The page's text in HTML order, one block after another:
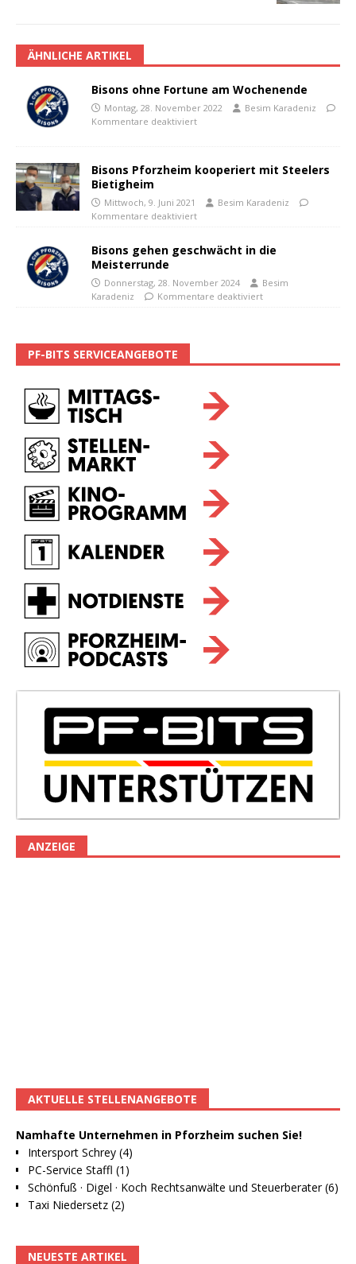
ÄHNLICHE ARTIKEL
Bisons ohne Fortune am Wochenende
Montag, 28. November 2022
Besim Karadeniz
Kommentare deaktiviert
Bisons Pforzheim kooperiert mit Steelers
Bietigheim
Mittwoch, 9. Juni 2021
Besim Karadeniz
Kommentare deaktiviert
Bisons gehen geschwächt in die
Meisterrunde
Donnerstag, 28. November 2024
Besim
Karadeniz
Kommentare deaktiviert
PF-BITS SERVICEANGEBOTE
ANZEIGE
AKTUELLE STELLENANGEBOTE
Namhafte Unternehmen in Pforzheim suchen Sie!
Intersport Schrey (4)
PC-Service Staffl (1)
Schönfuß · Digel · Koch Rechtsanwälte und Steuerberater (6)
Taxi Niedersetz (2)
NEUESTE ARTIKEL